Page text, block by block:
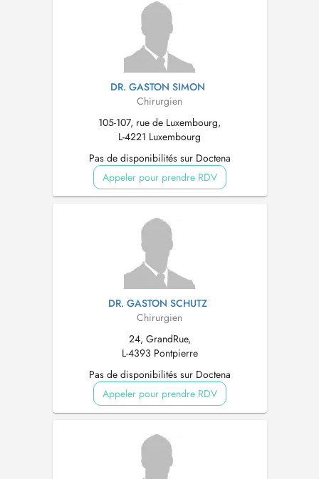
DR. GASTON SIMON
Chirurgien
105-107, rue de Luxembourg,
L-4221 Luxembourg
Pas de disponibilités sur Doctena
Appeler pour prendre RDV
DR. GASTON SCHUTZ
Chirurgien
24, GrandRue,
L-4393 Pontpierre
Pas de disponibilités sur Doctena
Appeler pour prendre RDV